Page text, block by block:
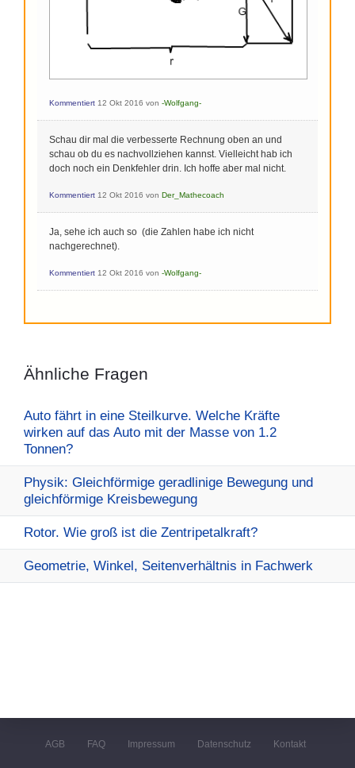
Kommentiert 12 Okt 2016 von -Wolfgang-
Schau dir mal die verbesserte Rechnung oben an und
schau ob du es nachvollziehen kannst. Vielleicht hab ich
doch noch ein Denkfehler drin. Ich hoffe aber mal nicht.
Kommentiert 12 Okt 2016 von Der_Mathecoach
Ja, sehe ich auch so (die Zahlen habe ich nicht
nachgerechnet).
Kommentiert 12 Okt 2016 von -Wolfgang-
Ähnliche Fragen
Auto fährt in eine Steilkurve. Welche Kräfte
wirken auf das Auto mit der Masse von 1.2
Tonnen?
Physik: Gleichförmige geradlinige Bewegung und
gleichförmige Kreisbewegung
Rotor. Wie groß ist die Zentripetalkraft?
Geometrie, Winkel, Seitenverhältnis in Fachwerk
AGB FAQ Impressum Datenschutz Kontakt